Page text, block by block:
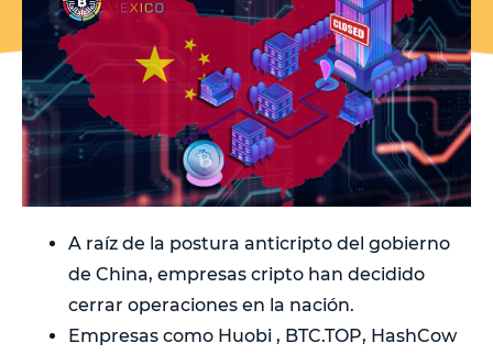
A raíz de la postura anticripto del gobierno
de China, empresas cripto han decidido
cerrar operaciones en la nación.
Empresas como Huobi , BTC.TOP, HashCow